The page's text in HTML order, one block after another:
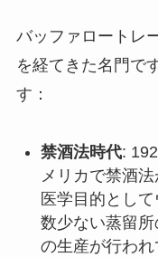
バッファロートレ
を経てきた名門で
す：
禁酒法時代:
メリカで禁酒
医学目的とし
数少ない蒸留
の生産が行われ